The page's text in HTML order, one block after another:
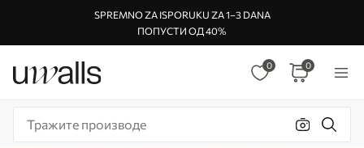
SPREMNO ZA ISPORUKU ZA 1–3 DANA
ПОПУСТИ ОД 40%
0 0